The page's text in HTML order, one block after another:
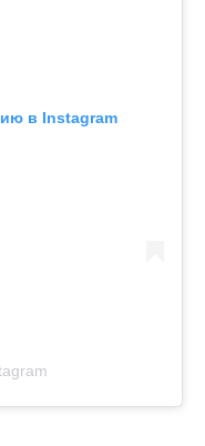
в Instagram